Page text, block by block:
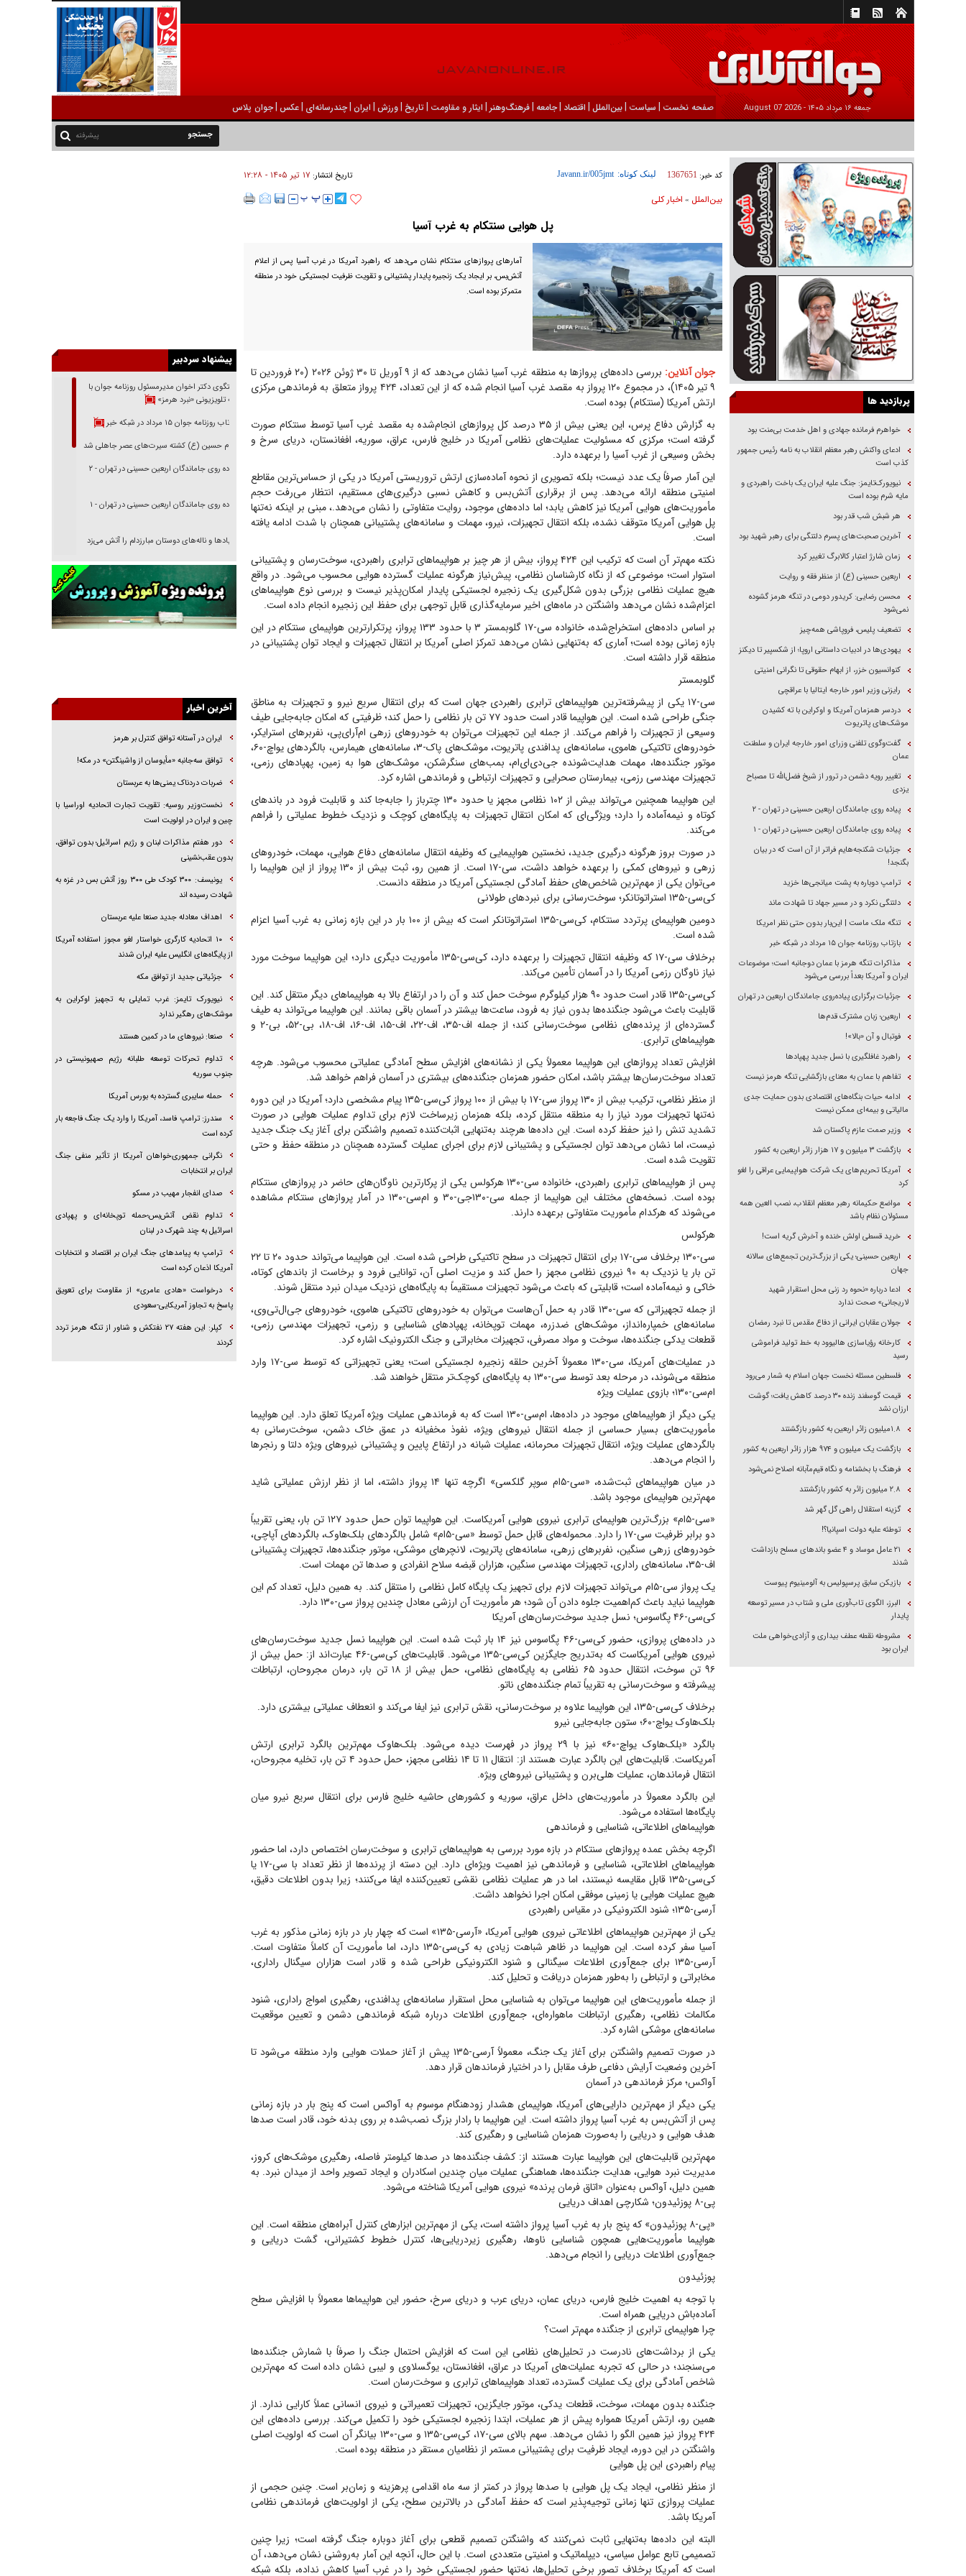
جمعه ۱۶ مرداد ۱۴۰۵ - 2026 August 07 صفحه نخست | سیاست |بين‌الملل | اقتصاد |جامعه |فرهنگ‌و‌هنر | ایثار و مقاومت |تاریخ |ورزش | ايران |چندرسانه‌ای |عکس |جوان پلاس
پیشرفته
کد خبر: 1367651 لینک کوتاه: تاریخ انتشار: ۱۷ تير ۱۴۰۵ - ۱۲:۲۸
بين‌الملل » اخبار كلی
پل هوایی سنتکام به غرب آسیا
آمار‌های پرواز‌های سنتکام نشان می‌دهد که راهبرد آمریکا در غرب آسیا پس از اعلام
آتش‌بس، بر ایجاد یک زنجیره پایدار پشتیبانی و تقویت ظرفیت لجستیکی خود در منطقه
متمرکز بوده است.
جوان آنلاین:
بررسی داده‌های پروازها به منطقه غرب‌ آسیا نشان می‌دهد که از ۹ آوریل تا ۳۰ ژوئن ۲۰۲۶ (۲۰ فروردین تا
۹ تیر ۱۴۰۵)، در مجموع ۱۲۰ پرواز به مقصد غرب آسیا انجام شده که از این تعداد، ۴۲۴ پرواز متعلق به فرماندهی مرکزی
ارتش آمریکا (سنتکام) بوده است.
به گزارش دفاع پرس، این یعنی بیش از ۳۵ درصد کل پروازهای انجام‌شده به مقصد غرب آسیا توسط سنتکام صورت
گرفته است؛ مرکزی که مسئولیت عملیات‌های نظامی آمریکا در خلیج فارس، عراق، سوریه، افغانستان، دریای سرخ و
بخش وسیعی از غرب آسیا را برعهده دارد.
این آمار صرفاً یک عدد نیست؛ بلکه تصویری از نحوه آماده‌سازی ارتش تروریستی آمریکا در یکی از حساس‌ترین مقاطع
امنیتی منطقه ارائه می‌دهد. پس از برقراری آتش‌بس و کاهش نسبی درگیری‌های مستقیم، انتظار می‌رفت حجم
مأموریت‌های هوایی آمریکا نیز کاهش یابد؛ اما داده‌های موجود، روایت متفاوتی را نشان می‌دهد.، مبنی بر اینکه نه‌تنها
پل هوایی آمریکا متوقف نشده، بلکه انتقال تجهیزات، نیرو، مهمات و سامانه‌های پشتیبانی همچنان با شدت ادامه یافته
است.
نکته مهم‌تر آن است که ترکیب این ۴۲۴ پرواز، بیش از هر چیز بر هواپیماهای ترابری راهبردی، سوخت‌رسان و پشتیبانی
استوار است؛ موضوعی که از نگاه کارشناسان نظامی، پیش‌نیاز هرگونه عملیات گسترده هوایی محسوب می‌شود. در واقع
هیچ عملیات نظامی بزرگی بدون شکل‌گیری یک زنجیره لجستیکی پایدار امکان‌پذیر نیست و بررسی نوع هواپیماهای
اعزام‌شده نشان می‌دهد واشنگتن در ماه‌های اخیر سرمایه‌گذاری قابل توجهی برای حفظ این زنجیره انجام داده است.
بر اساس داده‌های استخراج‌شده، خانواده سی-۱۷ گلوبمستر ۳ با حدود ۱۳۳ پرواز، پرتکرارترین هواپیمای سنتکام در این
بازه زمانی بوده است؛ آماری که به‌تنهایی نشان می‌دهد تمرکز اصلی آمریکا بر انتقال تجهیزات و ایجاد توان پشتیبانی در
منطقه قرار داشته است.
گلوبمستر
سی-۱۷ یکی از پیشرفته‌ترین هواپیماهای ترابری راهبردی جهان است که برای انتقال سریع نیرو و تجهیزات به مناطق
جنگی طراحی شده است. این هواپیما قادر است حدود ۷۷ تن بار نظامی را حمل کند؛ ظرفیتی که امکان جابه‌جایی طیف
وسیعی از تجهیزات را فراهم می‌کند. از جمله این تجهیزات می‌توان به خودروهای زرهی ام‌آر‌ای‌پی، نفربرهای استرایکر،
خودروهای تاکتیکی هاموی، سامانه‌های پدافندی پاتریوت، موشک‌های پاک-۳، سامانه‌های هیمارس، بالگردهای یو‌اچ-۶۰،
موتور جنگنده‌ها، مهمات هدایت‌شونده جی‌دی‌ای‌ام، بمب‌های سنگرشکن، موشک‌های هوا به زمین، پهپادهای رزمی،
تجهیزات مهندسی رزمی، بیمارستان صحرایی و تجهیزات ارتباطی و فرماندهی اشاره کرد.
این هواپیما همچنین می‌تواند بیش از ۱۰۲ نظامی مجهز یا حدود ۱۳۰ چترباز را جابه‌جا کند و قابلیت فرود در باندهای
کوتاه و نیمه‌آماده را دارد؛ ویژگی‌ای که امکان انتقال تجهیزات به پایگاه‌های کوچک و نزدیک خطوط عملیاتی را فراهم
می‌کند.
در صورت بروز هرگونه درگیری جدید، نخستین هواپیمایی که وظیفه انتقال سامانه‌های دفاع هوایی، مهمات، خودروهای
زرهی و نیروهای کمکی را برعهده خواهد داشت، سی-۱۷ است. از همین رو، ثبت بیش از ۱۳۰ پرواز از این هواپیما را
می‌توان یکی از مهم‌ترین شاخص‌های حفظ آمادگی لجستیکی آمریکا در منطقه دانست.
کی‌سی-۱۳۵ استراتوتانکر؛ سوخت‌رسانی برای نبردهای طولانی
دومین هواپیمای پرتردد سنتکام، کی‌سی-۱۳۵ استراتوتانکر است که بیش از ۱۰۰ بار در این بازه زمانی به غرب آسیا اعزام
شده است.
برخلاف سی-۱۷ که وظیفه انتقال تجهیزات را برعهده دارد، کی‌سی-۱۳۵ مأموریت دیگری دارد؛ این هواپیما سوخت مورد
نیاز ناوگان رزمی آمریکا را در آسمان تأمین می‌کند.
کی‌سی-۱۳۵ قادر است حدود ۹۰ هزار کیلوگرم سوخت حمل کند و آن را در ارتفاع بالا به هواپیماهای دیگر منتقل کند. این
قابلیت باعث می‌شود جنگنده‌ها بدون نیاز به فرود، ساعت‌ها بیشتر در آسمان باقی بمانند. این هواپیما می‌تواند به طیف
گسترده‌ای از پرنده‌های نظامی سوخت‌رسانی کند؛ از جمله اف-۳۵، اف-۲۲، اف-۱۵، اف-۱۶، اف-۱۸، بی-۵۲، بی-۲ و
هواپیماهای ترابری.
افزایش تعداد پروازهای این هواپیما معمولاً یکی از نشانه‌های افزایش سطح آمادگی عملیاتی محسوب می‌شود. هرچه
تعداد سوخت‌رسان‌ها بیشتر باشد، امکان حضور همزمان جنگنده‌های بیشتری در آسمان فراهم خواهد شد.
از منظر نظامی، ترکیب بیش از ۱۳۰ پرواز سی-۱۷ با بیش از ۱۰۰ پرواز کی‌سی-۱۳۵ پیام مشخصی دارد؛ آمریکا در این دوره
نه‌تنها تجهیزات مورد نیاز را به منطقه منتقل کرده، بلکه همزمان زیرساخت لازم برای تداوم عملیات هوایی در صورت
تشدید تنش را نیز حفظ کرده است. این داده‌ها هرچند به‌تنهایی اثبات‌کننده تصمیم واشنگتن برای آغاز یک جنگ جدید
نیست، اما نشان می‌دهد توان لجستیکی و پشتیبانی لازم برای اجرای عملیات گسترده همچنان در منطقه حفظ و حتی
تقویت شده است.
پس از هواپیماهای ترابری راهبردی، خانواده سی-۱۳۰ هرکولس یکی از پرکارترین ناوگان‌های حاضر در پروازهای سنتکام
بوده است. نسخه‌های مختلف این هواپیما از جمله سی-۱۳۰جی-۳۰ و ام‌سی-۱۳۰ در آمار پروازهای سنتکام مشاهده
می‌شوند که هرکدام مأموریت متفاوتی برعهده دارند.
هرکولس
سی-۱۳۰ برخلاف سی-۱۷ برای انتقال تجهیزات در سطح تاکتیکی طراحی شده است. این هواپیما می‌تواند حدود ۲۰ تا ۲۲
تن بار یا نزدیک به ۹۰ نیروی نظامی مجهز را حمل کند و مزیت اصلی آن، توانایی فرود و برخاست از باندهای کوتاه،
خاکی و نیمه‌آماده است؛ قابلیتی که باعث می‌شود تجهیزات مستقیماً به پایگاه‌های نزدیک میدان نبرد منتقل شوند.
از جمله تجهیزاتی که سی-۱۳۰ قادر به حمل آن‌هاست می‌توان به خودروهای تاکتیکی هاموی، خودروهای جی‌ال‌تی‌وی،
سامانه‌های خمپاره‌انداز، موشک‌های ضدزره، مهمات توپخانه، پهپادهای شناسایی و رزمی، تجهیزات مهندسی رزمی،
قطعات یدکی جنگنده‌ها، سوخت و مواد مصرفی، تجهیزات مخابراتی و جنگ الکترونیک اشاره کرد.
در عملیات‌های آمریکا، سی-۱۳۰ معمولاً آخرین حلقه زنجیره لجستیکی است؛ یعنی تجهیزاتی که توسط سی-۱۷ وارد
منطقه می‌شوند، در مرحله بعد توسط سی-۱۳۰ به پایگاه‌های کوچک‌تر منتقل خواهند شد.
ام‌سی-۱۳۰؛ بازوی عملیات ویژه
یکی دیگر از هواپیماهای موجود در داده‌ها، ام‌سی-۱۳۰ است که به فرماندهی عملیات ویژه آمریکا تعلق دارد. این هواپیما
مأموریت‌های بسیار حساسی از جمله انتقال نیروهای ویژه، نفوذ مخفیانه در عمق خاک دشمن، سوخت‌رسانی به
بالگردهای عملیات ویژه، انتقال تجهیزات محرمانه، عملیات شبانه در ارتفاع پایین و پشتیبانی نیروهای ویژه دلتا و رنجرها
را انجام می‌دهد.
در میان هواپیماهای ثبت‌شده، «سی-۵ام سوپر گلکسی» اگرچه تنها ۱۴ پرواز داشته، اما از نظر ارزش عملیاتی شاید
مهم‌ترین هواپیمای موجود باشد.
«سی-۵ام» بزرگ‌ترین هواپیمای ترابری نیروی هوایی آمریکاست. این هواپیما توان حمل حدود ۱۲۷ تن بار، یعنی تقریباً
دو برابر ظرفیت سی-۱۷ را دارد. محموله‌های قابل حمل توسط «سی-۵ام» شامل بالگردهای بلک‌هاوک، بالگردهای آپاچی،
خودروهای زرهی سنگین، نفربرهای زرهی، سامانه‌های پاتریوت، لانچرهای موشکی، موتور جنگنده‌ها، تجهیزات پشتیبانی
اف-۳۵، سامانه‌های راداری، تجهیزات مهندسی سنگین، هزاران قبضه سلاح انفرادی و صدها تن مهمات است.
یک پرواز سی-۵ام می‌تواند تجهیزات لازم برای تجهیز یک پایگاه کامل نظامی را منتقل کند. به همین دلیل، تعداد کم این
هواپیما نباید باعث کم‌اهمیت جلوه دادن آن شود؛ هر مأموریت آن ارزشی معادل چندین پرواز سی-۱۳۰ دارد.
کی‌سی-۴۶ پگاسوس؛ نسل جدید سوخت‌رسان‌های آمریکا
در داده‌های پروازی، حضور کی‌سی-۴۶ پگاسوس نیز ۱۴ بار ثبت شده است. این هواپیما نسل جدید سوخت‌رسان‌های
نیروی هوایی آمریکاست که به‌تدریج جایگزین کی‌سی-۱۳۵ می‌شود. قابلیت‌های کی‌سی-۴۶ عبارت‌اند از: حمل بیش از
۹۶ تن سوخت، انتقال حدود ۶۵ نظامی به پایگاه‌های نظامی، حمل بیش از ۱۸ تن بار، درمان مجروحان، ارتباطات
پیشرفته و سوخت‌رسانی به تقریباً تمام جنگنده‌های ناتو.
برخلاف کی‌سی-۱۳۵، این هواپیما علاوه بر سوخت‌رسانی، نقش ترابری نیز ایفا می‌کند و انعطاف عملیاتی بیشتری دارد.
بلک‌هاوک یو‌اچ-۶۰؛ ستون جابه‌جایی نیرو
بالگرد «بلک‌هاوک یو‌اچ-۶۰» نیز با ۲۹ پرواز در فهرست دیده می‌شود. بلک‌هاوک مهم‌ترین بالگرد ترابری ارتش
آمریکاست. قابلیت‌های این بالگرد عبارت‌ هستند از: انتقال ۱۱ تا ۱۴ نظامی مجهز، حمل حدود ۴ تن بار، تخلیه مجروحان،
انتقال فرماندهان، عملیات هلی‌برن و پشتیبانی نیروهای ویژه.
این بالگرد معمولاً در مأموریت‌های داخل عراق، سوریه و کشورهای حاشیه خلیج فارس برای انتقال سریع نیرو میان
پایگاه‌ها استفاده می‌شود.
هواپیماهای اطلاعاتی، شناسایی و فرماندهی
اگرچه بخش عمده پروازهای سنتکام در بازه مورد بررسی به هواپیماهای ترابری و سوخت‌رسان اختصاص دارد، اما حضور
هواپیماهای اطلاعاتی، شناسایی و فرماندهی نیز اهمیت ویژه‌ای دارد. این دسته از پرنده‌ها از نظر تعداد با سی-۱۷ یا
کی‌سی-۱۳۵ قابل مقایسه نیستند، اما در هر عملیات نظامی نقشی تعیین‌کننده ایفا می‌کنند؛ زیرا بدون اطلاعات دقیق،
هیچ عملیات هوایی یا زمینی موفقی امکان اجرا نخواهد داشت.
آر‌سی-۱۳۵؛ شنود الکترونیکی در مقیاس راهبردی
یکی از مهم‌ترین هواپیماهای اطلاعاتی نیروی هوایی آمریکا، «آر‌سی-۱۳۵» است که چهار بار در بازه زمانی مذکور به غرب
آسیا سفر کرده است. این هواپیما در ظاهر شباهت زیادی به کی‌سی-۱۳۵ دارد، اما مأموریت آن کاملاً متفاوت است.
آر‌سی-۱۳۵ برای جمع‌آوری اطلاعات سیگنالی و شنود الکترونیکی طراحی شده و قادر است هزاران سیگنال راداری،
مخابراتی و ارتباطی را به‌طور همزمان دریافت و تحلیل کند.
از جمله مأموریت‌های این هواپیما می‌توان به شناسایی محل استقرار سامانه‌های پدافندی، رهگیری امواج راداری، شنود
مکالمات نظامی، رهگیری ارتباطات ماهواره‌ای، جمع‌آوری اطلاعات درباره شبکه فرماندهی دشمن و تعیین موقعیت
سامانه‌های موشکی اشاره کرد.
در صورت تصمیم واشنگتن برای آغاز یک جنگ، معمولاً آر‌سی-۱۳۵ پیش از آغاز حملات هوایی وارد منطقه می‌شود تا
آخرین وضعیت آرایش دفاعی طرف مقابل را در اختیار فرماندهان قرار دهد.
آواکس؛ مرکز فرماندهی در آسمان
یکی دیگر از مهم‌ترین دارایی‌های آمریکا، هواپیمای هشدار زودهنگام موسوم به آواکس است که پنج بار در بازه زمانی
پس از آتش‌بس به غرب آسیا پرواز داشته است. این هواپیما با رادار بزرگ نصب‌شده بر روی بدنه خود، قادر است صدها
هدف هوایی و دریایی را به‌صورت همزمان شناسایی و رهگیری کند.
مهم‌ترین قابلیت‌های این هواپیما عبارت‌ هستند از: کشف جنگنده‌ها در صدها کیلومتر فاصله، رهگیری موشک‌های کروز،
مدیریت نبرد هوایی، هدایت جنگنده‌ها، هماهنگی عملیات میان چندین اسکادران و ایجاد تصویر واحد از میدان نبرد. به
همین دلیل، آواکس به‌عنوان «اتاق فرمان پرنده» نیروی هوایی آمریکا شناخته می‌شود.
پی-۸ پوزئیدون؛ شکارچی اهداف دریایی
«پی-۸ پوزئیدون» که پنج بار به غرب آسیا پرواز داشته است، یکی از مهم‌ترین ابزارهای کنترل آبراه‌های منطقه است. این
هواپیما مأموریت‌هایی همچون شناسایی ناوها، رهگیری زیردریایی‌ها، کنترل خطوط کشتیرانی، گشت دریایی و
جمع‌آوری اطلاعات دریایی را انجام می‌دهد.
پوزئیدون
با توجه به اهمیت خلیج فارس، دریای عمان، دریای عرب و دریای سرخ، حضور این هواپیماها معمولاً با افزایش سطح
آماده‌باش دریایی همراه است.
چرا هواپیمای ترابری از جنگنده مهم‌تر است؟
یکی از برداشت‌های نادرست در تحلیل‌های نظامی این است که افزایش احتمال جنگ را صرفاً با شمارش جنگنده‌ها
می‌سنجند؛ در حالی که تجربه عملیات‌های آمریکا در عراق، افغانستان، یوگسلاوی و لیبی نشان داده است که مهم‌ترین
شاخص آمادگی برای یک عملیات گسترده، تعداد هواپیماهای ترابری و سوخت‌رسان است.
جنگنده بدون مهمات، سوخت، قطعات یدکی، موتور جایگزین، تجهیزات تعمیراتی و نیروی انسانی عملاً کارایی ندارد. از
همین رو، ارتش آمریکا همواره پیش از هر عملیات، ابتدا زنجیره لجستیکی خود را تکمیل می‌کند. بررسی داده‌های این
۴۲۴ پرواز نیز همین الگو را نشان می‌دهد. سهم بالای سی-۱۷، کی‌سی-۱۳۵ و سی-۱۳۰ بیانگر آن است که اولویت اصلی
واشنگتن در این دوره، ایجاد ظرفیت برای پشتیبانی مستمر از نظامیان مستقر در منطقه بوده است.
پیام راهبردی این پل هوایی
از منظر نظامی، ایجاد یک پل هوایی با صدها پرواز در کمتر از سه ماه اقدامی پرهزینه و زمان‌بر است. چنین حجمی از
عملیات پروازی تنها زمانی توجیه‌پذیر است که حفظ آمادگی در بالاترین سطح، یکی از اولویت‌های فرماندهی نظامی
آمریکا باشد.
البته این داده‌ها به‌تنهایی ثابت نمی‌کنند که واشنگتن تصمیم قطعی برای آغاز دوباره جنگ گرفته است؛ زیرا چنین
تصمیمی تابع عوامل سیاسی، دیپلماتیک و امنیتی متعددی است. با این حال، آنچه این آمار به‌روشنی نشان می‌دهد، آن
است که آمریکا برخلاف تصور برخی تحلیل‌ها، نه‌تنها حضور لجستیکی خود را در غرب آسیا کاهش نداده، بلکه شبکه
پربازدید ها
خواهرم فرمانده جهادی و اهل خدمت بی‌منت بود
ادعای واکنش رهبر معظم انقلاب به نامه رئیس جمهور
کذب است
نیویورک‌تایمز: جنگ علیه ایران یک باخت راهبردی و
مایه شرم بوده است
هر شبش شب قدر بود
آخرین صحبت‌های پسرم دلتنگی برای رهبر شهید بود
زمان شارژ اعتبار کالابرگ تغییر کرد
اربعین حسینی (ع) از منظر فقه و روایت
محسن رضایی: کریدور دومی در تنگه هرمز گشوده
نمی‌شود
تضعیف پلیس، فروپاشی همه‌چیز
یهودی‌ها در ادبیات داستانی اروپا؛ از شکسپیر تا دیکنز
کنوانسیون خزر، از ابهام حقوقی تا نگرانی امنیتی
رایزنی وزیر امور خارجه ایتالیا با عراقچی
دردسر همزمان آمریکا و اوکراین با ته کشیدن
موشک‌های پاتریوت
گفت‌وگوی تلفنی وزرای امور خارجه ایران و سلطنت
عمان
تغییر رویه دشمن در ترور از شیخ فضل‌الله تا مصباح
یزدی
پیاده روی جاماندگان اربعین حسینی در تهران - ۲
پیاده روی جاماندگان اربعین حسینی در تهران - ۱
جزئیات شکنجه‌هایم فراتر از آن است که در بیان
بگنجد!
ترامپ دوباره به پشت میانجی‌ها خزید
دلتنگی نکرد و در مسیر جهاد تا شهادت ماند
تنگه ملک ماست | این‌بار بدون حتی نظر امریکا
بازتاب روزنامه جوان ۱۵ مرداد در شبکه خبر
مذاکرات تنگه هرمز با عمان دوجانبه است؛ موضوعات
ایران و آمریکا بعداً بررسی می‌شود
جزئیات برگزاری پیاده‌روی جاماندگان اربعین در تهران
اربعین؛ زبان مشترک قدم‌ها
فوتبال و آن «بالا»!
راهبرد غافلگیری با نسل جدید پهپاد‌ها
تفاهم با عمان به معنای بازگشایی تنگه هرمز نیست
ادامه حیات بنگاه‌های اقتصادی بدون حمایت جدی
مالیاتی و بیمه‌ای ممکن نیست
وزیر صمت عازم پاکستان شد
بازگشت ۳ میلیون و ۱۷ هزار زائر اربعین به کشور
آمریکا تحریم‌های یک شرکت هواپیمایی عراقی را لغو
کرد
مواضع حکیمانه رهبر معظم انقلاب، نصب العین همه
مسئولان نظام باشد
خرید قسطی اولش خنده و آخرش گریه است!
اربعین حسینی؛ یکی از بزرگ‌ترین تجمع‌های سالانه
جهان
ادعا درباره «نحوه رد زنی محل استقرار شهید
لاریجانی» صحت ندارد
جولان عقابان ایرانی از دفاع مقدس تا نبرد رمضان
کارخانه رؤیاسازی هالیوود به خط تولید فراموشی
رسید
فلسطین مسئله نخست جهان اسلام به شمار می‌رود
قیمت گوسفند زنده ۳۰ درصد کاهش یافت؛ گوشت
ارزان نشد
۱.۸میلیون زائر اربعین به کشور بازگشتند
بازگشت یک میلیون و ۹۷۴ هزار زائر اربعین به کشور
فرهنگ با بخشنامه و نگاه قیم‌مآبانه اصلاح نمی‌شود
۲.۸ میلیون زائر به کشور بازگشتند
گزینه استقلال راهی گل گهر شد
توطئه علیه دولت اسپانیا؟!
۲۱ عامل موساد و ۴ عضو باند‌های مسلح بازداشت
شدند
بازیکن سابق پرسپولیس به آلومینیوم پیوست
البرز، الگوی تاب‌آوری ملی و شتاب در مسیر توسعه
پایدار
مشروطه نقطه عطف بیداری و آزادی‌خواهی ملت
ایران بود
پیشنهاد سردبیر
گفتگوی دکتر اخوان مدیرمسئول روزنامه جوان با
برنامه تلویزیونی «نبرد هرمز»
بازتاب روزنامه جوان ۱۵ مرداد در شبکه خبر
امام حسین (ع) کشته سیرت‌های عصر جاهلی شد
پیاده روی جاماندگان اربعین حسینی در تهران - ۲
پیاده روی جاماندگان اربعین حسینی در تهران - ۱
فریاد‌ها و ناله‌های دوستان مبارزدلم را آتش می‌زد
تغییر رویه دشمن در ترور از شیخ فضل‌الله تا مصباح
خرید قسطی اولش خنده و آخرش گریه است!
فوتبال و آن «بالا»!
دیکنز
خواهرم فرمانده جهادی و اهل خدمت بی‌منت بود
جزئیات شکنجه‌هایم فراتر از آن است که در بیان
گزارش «جوان» از قوانین سخت‌گیرانه ۶ قاره در
برابر یورش به پاسگاه‌های پلیس
آخرین اخبار
ایران در آستانه توافق کنترل بر هرمز
توافق سه‌جانبه «مأیوسان از واشینگتن» در مکه!
ضربات دردناک یمنی‌ها به عربستان
نخست‌وزیر روسیه:‌ تقویت تجارت اتحادیه اوراسیا با
چین و ایران در اولویت است
دور هفتم مذاکرات لبنان و رژیم اسرائیل؛ بدون توافق،
بدون عقب‌نشینی
یونیسف: ۳۰۰ کودک طی ۳۰۰ روز آتش بس در غزه به
شهادت رسیده اند
اهداف معادله جدید صنعا علیه عربستان
۱۰ اتحادیه کارگری خواستار لغو مجوز استفاده آمریکا
از پایگاه‌های انگلیس علیه ایران شدند
جزئیاتی جدید از توافق مکه
نیویورک تایمز: غرب تمایلی به تجهیز اوکراین به
موشک‌های رهگیر ندارد
صنعا: نیروهای ما در کمین‌ هستند
تداوم تحرکات توسعه طلبانه رژیم صهیونیستی در
جنوب سوریه
حمله سایبری گسترده به بورس آمریکا
سندرز: ترامپ فاسد، آمریکا را وارد یک جنگ فاجعه بار
کرده است
نگرانی جمهوری‌خواهان آمریکا از تأثیر منفی جنگ
ایران بر انتخابات
صدای انفجار مهیب در مسکو
تداوم نقض آتش‌بس؛حمله توپخانه‌ای و پهپادی
اسرائیل به چند شهرک در لبنان
ترامپ به پیامدهای جنگ ایران بر اقتصاد و انتخابات
آمریکا اذعان کرده است
درخواست «هادی عامری» از مقاومت برای تعویق
پاسخ به تجاوز آمریکایی-سعودی
کپلر: این هفته ۲۷ نفتکش و شناور از تنگه هرمز تردد
کردند